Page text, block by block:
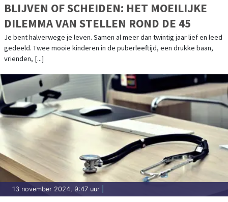
BLIJVEN OF SCHEIDEN: HET MOEILIJKE
DILEMMA VAN STELLEN ROND DE 45
Je bent halverwege je leven. Samen al meer dan twintig jaar lief en leed
gedeeld. Twee mooie kinderen in de puberleeftijd, een drukke baan,
vrienden, [...]
13 november 2024, 9:47 uur